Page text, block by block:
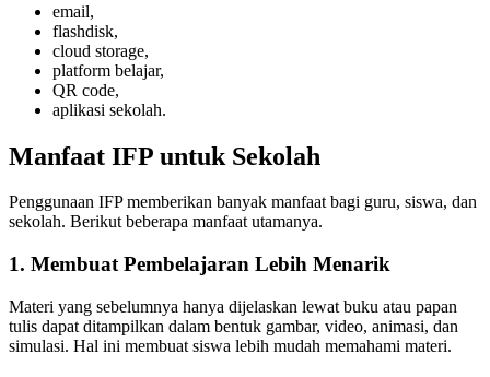
email,
flashdisk,
cloud storage,
platform belajar,
QR code,
aplikasi sekolah.
Manfaat IFP untuk Sekolah
Penggunaan IFP memberikan banyak manfaat bagi guru, siswa, dan
sekolah. Berikut beberapa manfaat utamanya.
1. Membuat Pembelajaran Lebih Menarik
Materi yang sebelumnya hanya dijelaskan lewat buku atau papan
tulis dapat ditampilkan dalam bentuk gambar, video, animasi, dan
simulasi. Hal ini membuat siswa lebih mudah memahami materi.